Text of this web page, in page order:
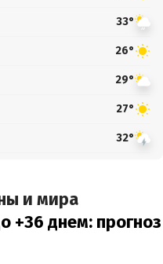
33°
26°
29°
27°
32°
и мира
+36 днем: прогноз